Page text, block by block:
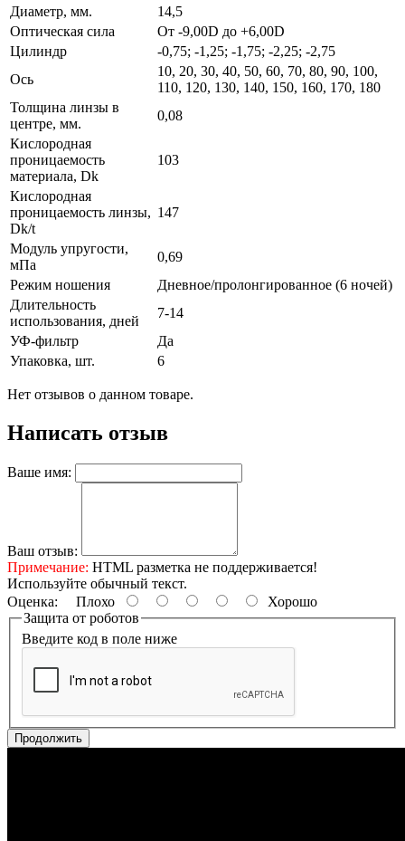
Диаметр, мм.
14,5
Оптическая сила
От -9,00D до +6,00D
Цилиндр
-0,75; -1,25; -1,75; -2,25; -2,75
Ось
10, 20, 30, 40, 50, 60, 70, 80, 90, 100,
110, 120, 130, 140, 150, 160, 170, 180
Толщина линзы в
центре, мм.
0,08
Кислородная
проницаемость
материала, Dk
103
Кислородная
проницаемость линзы,
Dk/t
147
Модуль упругости,
мПа
0,69
Режим ношения
Дневное/пролонгированное (6 ночей)
Длительность
использования, дней
7-14
УФ-фильтр
Да
Упаковка, шт.
6
Нет отзывов о данном товаре.
Написать отзыв
Ваше имя:
Ваш отзыв:
Примечание: HTML разметка не поддерживается!
Используйте обычный текст.
Оценка: Плохо
Хорошо
Защита от роботов
Введите код в поле ниже
Продолжить